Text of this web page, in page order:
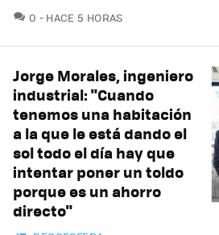
0 COMENTARIOS
HACE 5 HORAS
Jorge Morales, ingeniero
industrial: "Cuando
tenemos una habitación
a la que le está dando el
sol todo el día hay que
intentar poner un toldo
porque es un ahorro
directo"